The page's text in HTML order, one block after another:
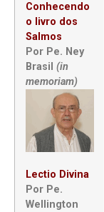
Conhecendo
o livro dos
Salmos
Por Pe. Ney
Brasil (in
memoriam)
Lectio Divina
Por Pe.
Wellington